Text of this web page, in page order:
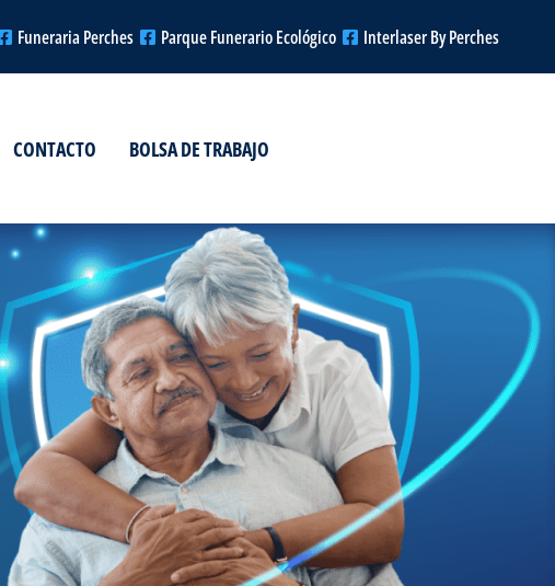
Funeraria Perches Parque Funerario Ecológico Interlaser By Perches
CONTACTO BOLSA DE TRABAJO